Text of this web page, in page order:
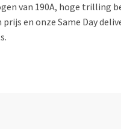
van 190A, hoge trilling
en onze Same Day